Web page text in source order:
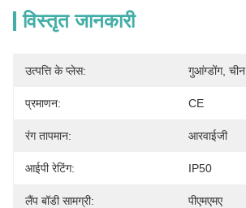
विस्तृत जानकारी
उत्पत्ति के प्लेस: गुआंग्डोंग, चीन
प्रमाणन: CE
रंग तापमान: आरवाईजी
आईपी ​​रेटिंग: IP50
लैंप बॉडी सामग्री: पीएमएमए